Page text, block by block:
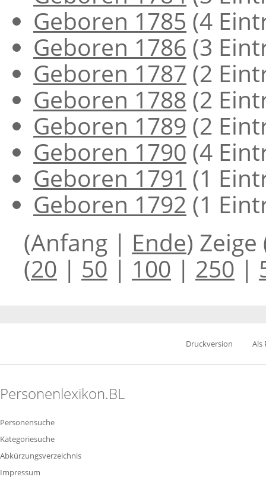
Geboren 1785 (4
Geboren 1786 (3
Geboren 1787 (2
Geboren 1788 (2
Geboren 1789 (2
Geboren 1790 (4
Geboren 1791 (1
Geboren 1792 (1
(Anfang | Ende)
(20 | 50 | 100 | 250 |
Druckversion Als
Personenlexikon.BL
Personensuche
Kategoriesuche
Abkürzungsverzeichnis
Impressum